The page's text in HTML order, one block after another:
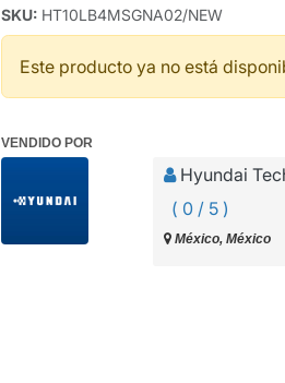
SKU: HT10LB4MSGNA02/NEW
Este producto ya no está
VENDIDO POR
Hyundai
( 0 / 5 )
México, México